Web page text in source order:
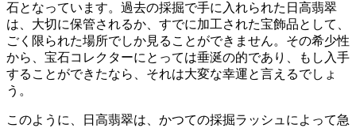
石となっています。過去の採掘で手に入れられた日高翡翠
は、大切に保管されるか、すでに加工された宝飾品として、
ごく限られた場所でしか見ることができません。その希少性
から、 宝石コレクターにとっては垂涎の的であり、もし入手
することができたなら、それは大変な幸運と言えるでしょ
う。
このように、日高翡翠は、かつての採掘ラッシュによって急